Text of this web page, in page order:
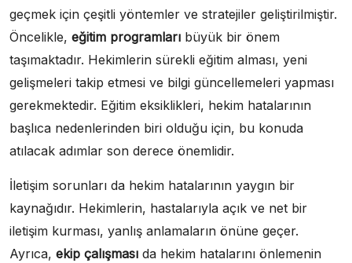
geçmek için çeşitli yöntemler ve stratejiler geliştirilmiştir.
Öncelikle, eğitim programları büyük bir önem
taşımaktadır. Hekimlerin sürekli eğitim alması, yeni
gelişmeleri takip etmesi ve bilgi güncellemeleri yapması
gerekmektedir. Eğitim eksiklikleri, hekim hatalarının
başlıca nedenlerinden biri olduğu için, bu konuda
atılacak adımlar son derece önemlidir.
İletişim sorunları da hekim hatalarının yaygın bir
kaynağıdır. Hekimlerin, hastalarıyla açık ve net bir
iletişim kurması, yanlış anlamaların önüne geçer.
Ayrıca, ekip çalışması da hekim hatalarını önlemenin